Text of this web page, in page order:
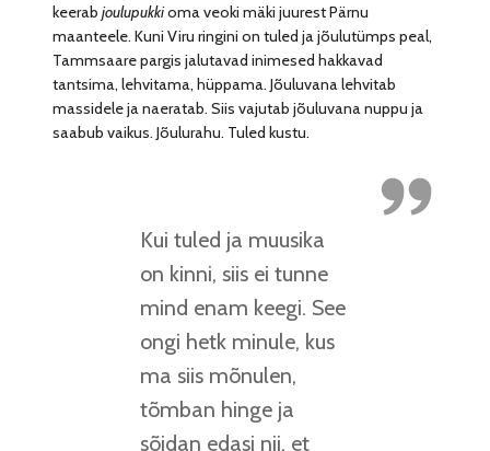
keerabjoulupukkioma veoki mäki juurest Pärnu
maanteele. Kuni Viru ringini on tuled ja jõulutümps peal,
Tammsaare pargis jalutavad inimesed hakkavad
tantsima, lehvitama, hüppama. Jõuluvana lehvitab
massidele ja naeratab. Siis vajutab jõuluvana nuppu ja
saabub vaikus. Jõulurahu. Tuled kustu.
Kui tuled ja muusika
on kinni, siis ei tunne
mind enam keegi. See
ongi hetk minule, kus
ma siis mõnulen,
tõmban hinge ja
sõidan edasi nii, et